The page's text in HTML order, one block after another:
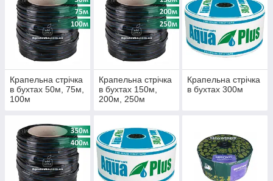
Крапельна стрічка
в бухтах 50м, 75м,
100м
Крапельна стрічка
в бухтах 150м,
200м, 250м
Крапельна стрічка
в бухтах 300м